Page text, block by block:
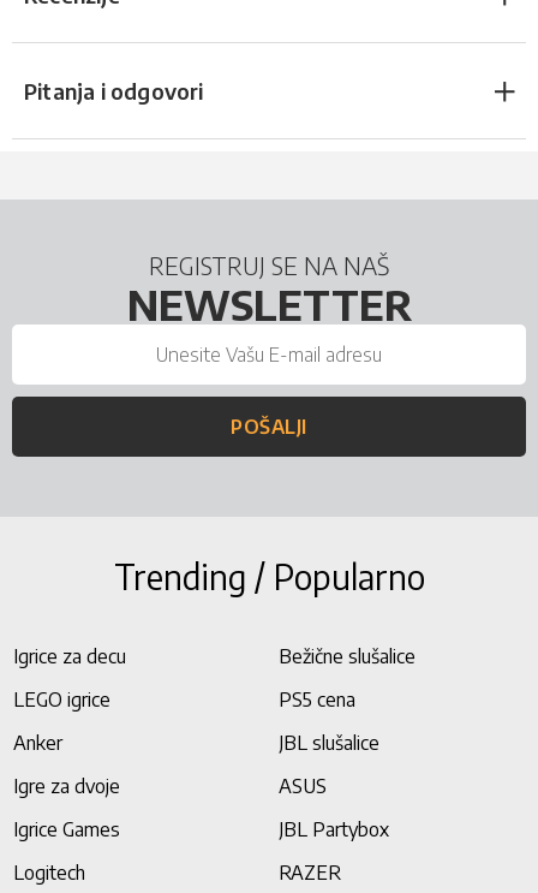
Pitanja i odgovori
REGISTRUJ SE NA NAŠ
NEWSLETTER
POŠALJI
Trending / Popularno
Igrice za decu
Bežične slušalice
LEGO igrice
PS5 cena
Anker
JBL slušalice
Igre za dvoje
ASUS
Igrice Games
JBL Partybox
Logitech
RAZER